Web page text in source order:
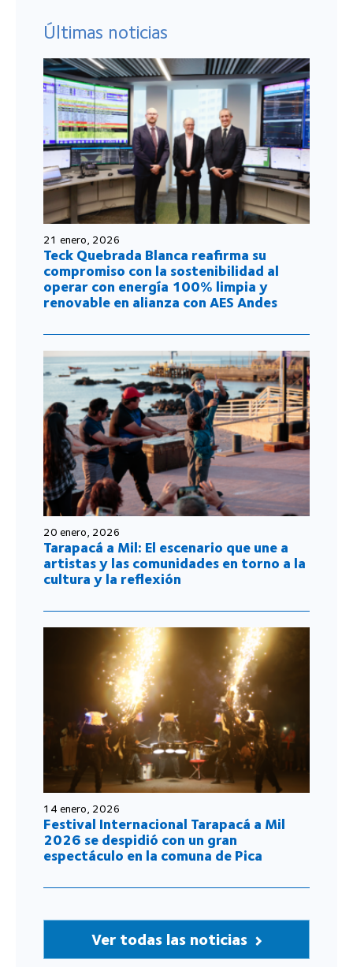
Últimas noticias
21 enero, 2026
Teck Quebrada Blanca reafirma su
compromiso con la sostenibilidad al
operar con energía 100% limpia y
renovable en alianza con AES Andes
20 enero, 2026
Tarapacá a Mil: El escenario que une a
artistas y las comunidades en torno a la
cultura y la reflexión
14 enero, 2026
Festival Internacional Tarapacá a Mil
2026 se despidió con un gran
espectáculo en la comuna de Pica
Ver todas las noticias